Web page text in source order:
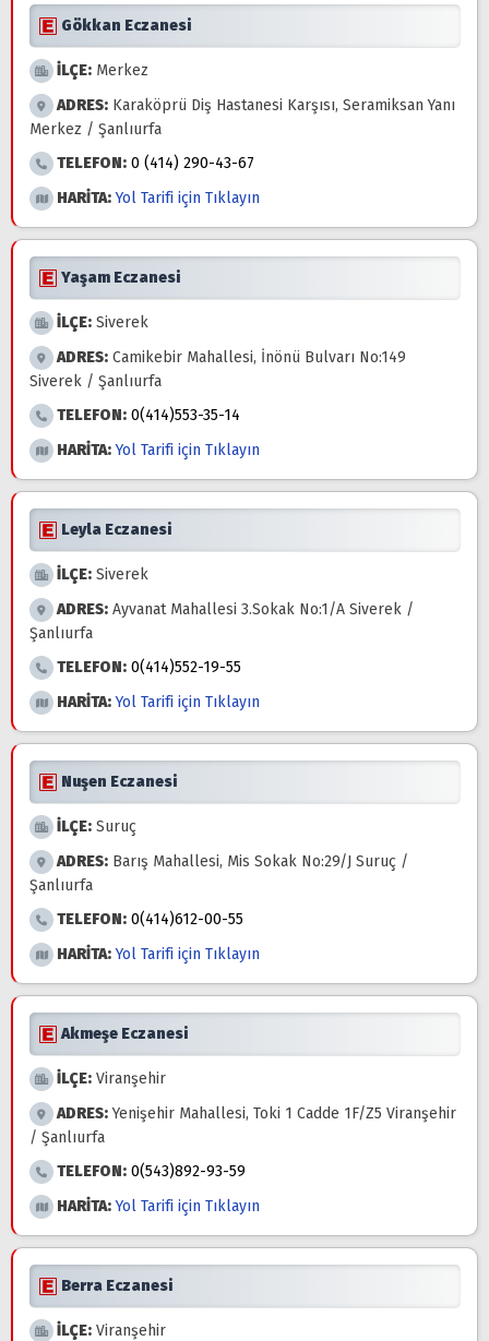
Gökkan Eczanesi
İLÇE: Merkez
ADRES: Karaköprü Diş Hastanesi Karşısı, Seramiksan Yanı
Merkez / Şanlıurfa
TELEFON: 0 (414) 290-43-67
HARİTA: Yol Tarifi için Tıklayın
Yaşam Eczanesi
İLÇE: Siverek
ADRES: Camikebir Mahallesi, İnönü Bulvarı No:149
Siverek / Şanlıurfa
TELEFON: 0(414)553-35-14
HARİTA: Yol Tarifi için Tıklayın
Leyla Eczanesi
İLÇE: Siverek
ADRES: Ayvanat Mahallesi 3.Sokak No:1/A Siverek /
Şanlıurfa
TELEFON: 0(414)552-19-55
HARİTA: Yol Tarifi için Tıklayın
Nuşen Eczanesi
İLÇE: Suruç
ADRES: Barış Mahallesi, Mis Sokak No:29/J Suruç /
Şanlıurfa
TELEFON: 0(414)612-00-55
HARİTA: Yol Tarifi için Tıklayın
Akmeşe Eczanesi
İLÇE: Viranşehir
ADRES:Yenişehir Mahallesi, Toki 1 Cadde 1F/Z5 Viranşehir
/ Şanlıurfa
TELEFON: 0(543)892-93-59
HARİTA: Yol Tarifi için Tıklayın
Berra Eczanesi
İLÇE: Viranşehir